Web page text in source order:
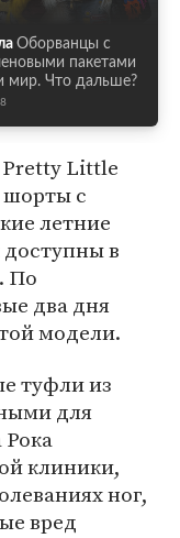
Оборванцы с
пакетами
мир. Что дальше?
Pretty Little
с
летние
в
По
два дня
модели.
туфли из
для
Рока
клиники,
ног,
вред